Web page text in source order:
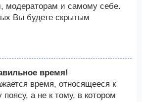
модераторам и самому себе.
Вы будете скрытым
время!
время, относящееся к
а не к тому, в котором